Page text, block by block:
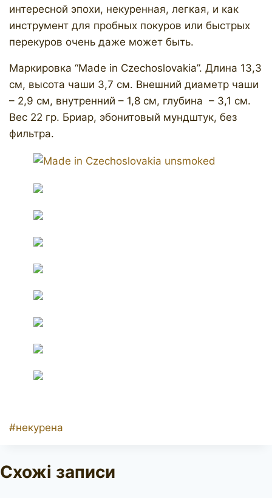
интересной эпохи, некуренная, легкая, и как
инструмент для пробных покуров или быстрых
перекуров очень даже может быть.
Маркировка “Made in Czechoslovakia”. Длина 13,3
см, высота чаши 3,7 см. Внешний диаметр чаши
– 2,9 см, внутренний – 1,8 см, глубина – 3,1 см.
Вес 22 гр. Бриар, эбонитовый мундштук, без
фильтра.
Позначки
#некурена
Схожі записи